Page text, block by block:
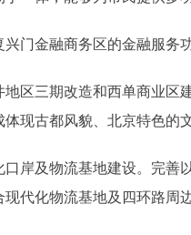
金融商务区的金融服务功
三期改造和西单商业区
体现古都风貌、北京特色的
及物流基地建设。完善以
现代化物流基地及四环路周